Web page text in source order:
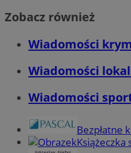
Zobacz również
Wiadomości
Wiadomości
Wiadomości
Bezpłatne